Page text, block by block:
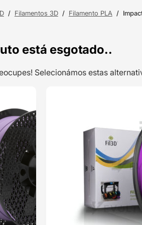
/ Filamentos 3D / Filamento PLA /
está esgotado..
Selecionámos estas
de
ENVIO 24H